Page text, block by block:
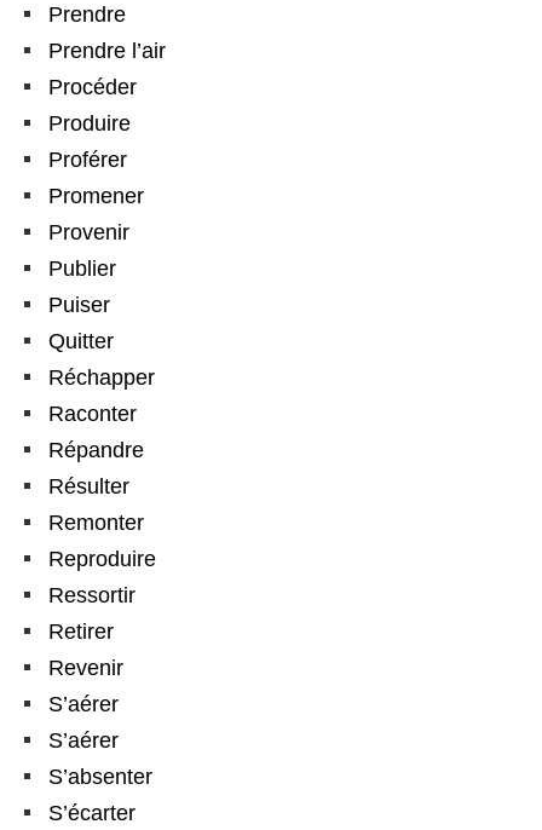
Prendre
Prendre l’air
Procéder
Produire
Proférer
Promener
Provenir
Publier
Puiser
Quitter
Réchapper
Raconter
Répandre
Résulter
Remonter
Reproduire
Ressortir
Retirer
Revenir
S’aérer
S’aérer
S’absenter
S’écarter